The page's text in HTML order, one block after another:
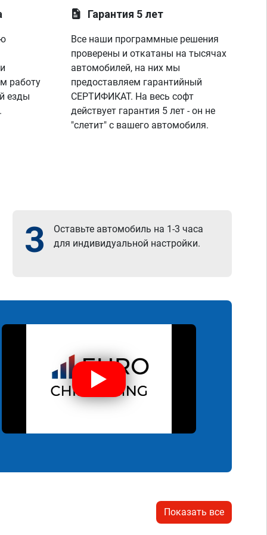
работу
езды
Гарантия 5 лет
Все наши программные решения
проверены и откатаны на тысячах
автомобилей, на них мы
предоставляем гарантийный
СЕРТИФИКАТ. На весь софт
действует гарантия 5 лет - он не
"слетит" с вашего автомобиля.
3
Оставьте автомобиль на 1-3 часа
для индивидуальной настройки.
Показать все